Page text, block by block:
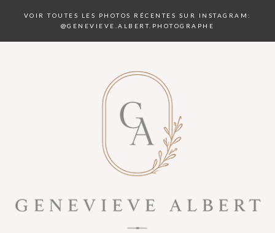
VOIR TOUTES LES PHOTOS RÉCENTES SUR INSTAGRAM:
@GENEVIEVE.ALBERT.PHOTOGRAPHE